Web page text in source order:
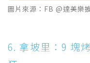
圖片來源：FB @達美樂
6. 拿坡里：9 塊